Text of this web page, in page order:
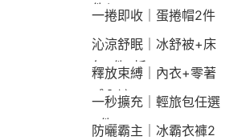
件$1790
一捲即收｜蛋捲帽2件
1790
沁涼舒眠｜冰舒被+床
包2件9折
釋放束縛｜內衣+零著
感內褲
一秒擴充｜輕旅包任選
2件2190
防曬霸主｜冰霸衣褲2